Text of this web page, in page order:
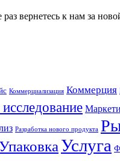
вернетесь к нам за
Коммерциализация Коммерция
Разработка нового продукта
Услуга